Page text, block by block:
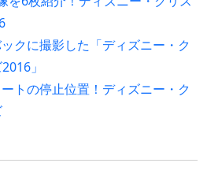
クに撮影した「ディズニー・ク
」
トの停止位置！ディズニー・ク